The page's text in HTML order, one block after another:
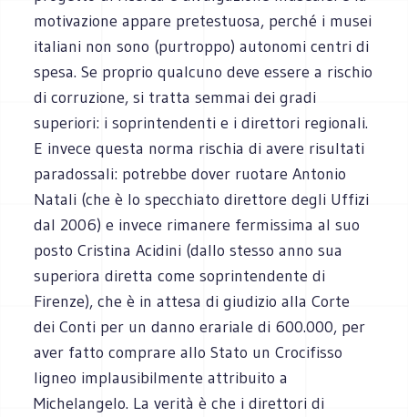
motivazione appare pretestuosa, perché i musei
italiani non sono (purtroppo) autonomi centri di
spesa. Se proprio qualcuno deve essere a rischio
di corruzione, si tratta semmai dei gradi
superiori: i soprintendenti e i direttori regionali.
E invece questa norma rischia di avere risultati
paradossali: potrebbe dover ruotare Antonio
Natali (che è lo specchiato direttore degli Uffizi
dal 2006) e invece rimanere fermissima al suo
posto Cristina Acidini (dallo stesso anno sua
superiora diretta come soprintendente di
Firenze), che è in attesa di giudizio alla Corte
dei Conti per un danno erariale di 600.000, per
aver fatto comprare allo Stato un Crocifisso
ligneo implausibilmente attribuito a
Michelangelo. La verità è che i direttori di